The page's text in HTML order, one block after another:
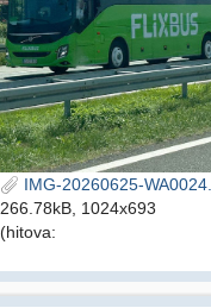
IMG-20260625-
266.78kB, 1024x693
(hitova: